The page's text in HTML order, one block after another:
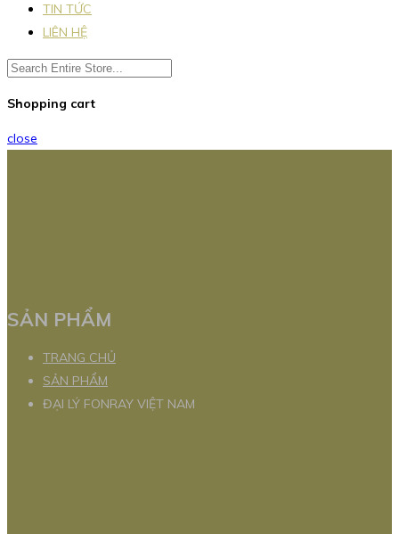
TIN TỨC
LIÊN HỆ
Shopping cart
close
SẢN PHẨM
TRANG CHỦ
SẢN PHẨM
ĐẠI LÝ FONRAY VIỆT NAM